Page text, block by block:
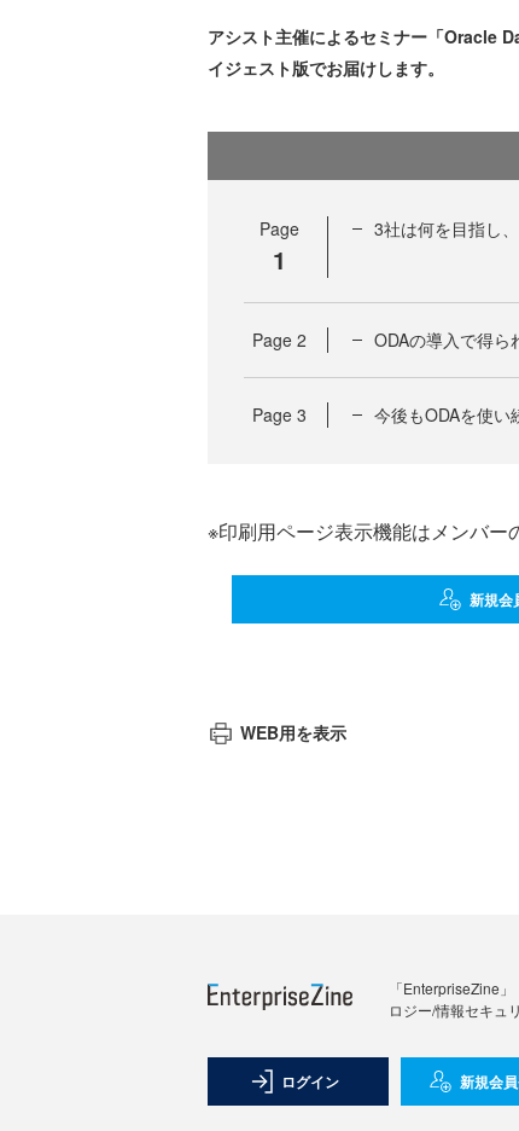
アシスト主催によるセミナー「Oracle
イジェスト版でお届けします。
Page
1
3社は何を目指し
Page 2 ODAの導入で得ら
Page 3 今後もODAを使
※印刷用ページ表示機能はメンバー
新規会
WEB用を表示
「EnterpriseZine
ロジー/情報セキュ
ログイン 新規会